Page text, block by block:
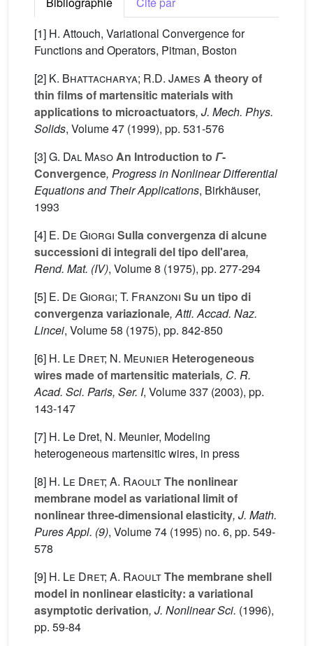
[1] H. Attouch, Variational Convergence for
Functions and Operators, Pitman, Boston
[2] K. Bhattacharya; R.D. James A theory of
thin films of martensitic materials with
applications to microactuators, J. Mech. Phys.
Solids, Volume 47 (1999), pp. 531-576
[3]G. Dal MasoAn Introduction to Γ-
Convergence, Progress in Nonlinear Differential
Equations and Their Applications, Birkhäuser,
1993
[4] E. De Giorgi Sulla convergenza di alcune
successioni di integrali del tipo dell'area,
Rend. Mat. (IV), Volume 8 (1975), pp. 277-294
[5] E. De Giorgi; T. Franzoni Su un tipo di
convergenza variazionale, Atti. Accad. Naz.
Lincei, Volume 58 (1975), pp. 842-850
[6] H. Le Dret; N. Meunier Heterogeneous
wires made of martensitic materials, C. R.
Acad. Sci. Paris, Ser. I, Volume 337 (2003), pp.
143-147
[7] H. Le Dret, N. Meunier, Modeling
heterogeneous martensitic wires, in press
[8] H. Le Dret; A. RaoultThe nonlinear
membrane model as variational limit of
nonlinear three-dimensional elasticity, J. Math.
Pures Appl. (9), Volume 74 (1995) no. 6, pp. 549-
578
[9] H. Le Dret; A. RaoultThe membrane shell
model in nonlinear elasticity: a variational
asymptotic derivation, J. Nonlinear Sci. (1996),
pp. 59-84